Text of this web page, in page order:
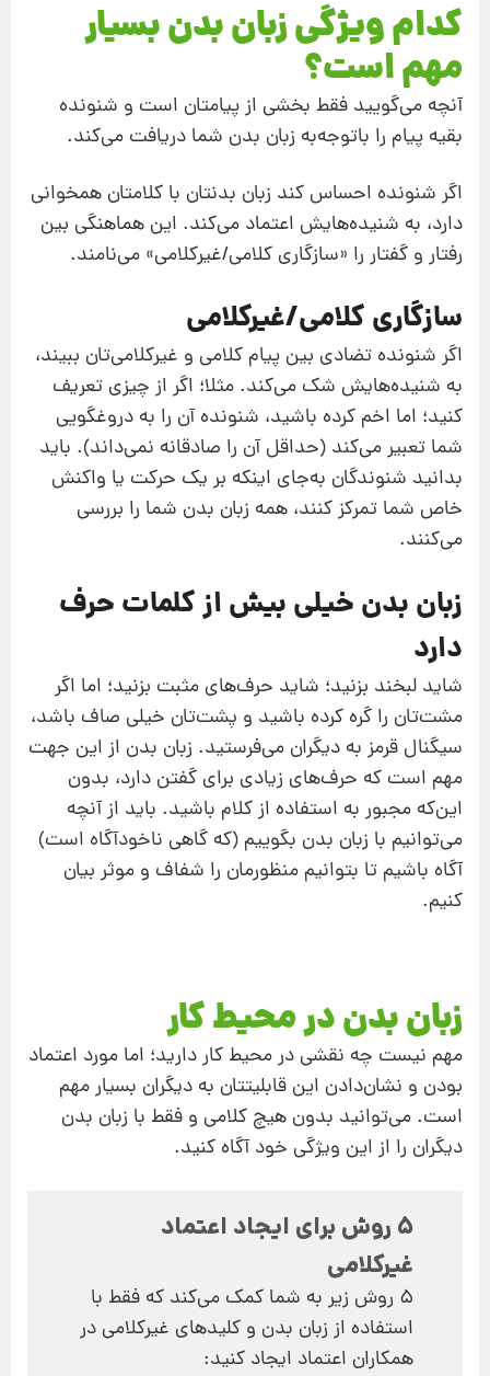
کدام ویژگی زبان بدن بسیار
مهم است؟
آنچه می‌گویید فقط بخشی از پیامتان است و شنونده
بقیه پیام را باتوجه‌به زبان بدن شما دریافت می‌کند.
اگر شنونده احساس کند زبان بدنتان با کلامتان همخوانی
دارد، به شنیده‌هایش اعتماد می‌کند. این هماهنگی بین
رفتار و گفتار را «سازگاری کلامی/غیرکلامی» می‌نامند.
سازگاری کلامی/غیرکلامی
اگر شنونده تضادی بین پیام کلامی و غیرکلامی‌تان ببیند،
به شنیده‌هایش شک می‌کند. مثلا؛ اگر از چیزی تعریف
کنید؛ اما اخم کرده باشید، شنونده آن را به دروغگویی
شما تعبیر می‌کند (حداقل آن را صادقانه نمی‌داند). باید
بدانید شنوندگان به‌جای اینکه بر یک حرکت یا واکنش
خاص شما تمرکز کنند، همه زبان بدن شما را بررسی
می‌کنند.
زبان بدن خیلی بیش از کلمات حرف
دارد
شاید لبخند بزنید؛ شاید حرف‌های مثبت بزنید؛ اما اگر
مشت‌تان را گره کرده باشید و پشت‌تان خیلی صاف باشد،
سیگنال قرمز به دیگران می‌فرستید. زبان بدن از این جهت
مهم است که حرف‌های زیادی برای گفتن دارد، بدون
این‌که مجبور به استفاده از کلام باشید. باید از آنچه
می‌توانیم با زبان بدن بگوییم (که گاهی ناخودآگاه است)
آگاه باشیم تا بتوانیم منظورمان را شفاف و موثر بیان
کنیم.
زبان بدن در محیط کار
مهم نیست چه نقشی در محیط کار دارید؛ اما مورد اعتماد
بودن و نشان‌دادن این قابلیتتان به دیگران بسیار مهم
است. می‌توانید بدون هیچ کلامی و فقط با زبان بدن
دیگران را از این ویژگی خود آگاه کنید.
5 روش برای ایجاد اعتماد
غیرکلامی
5 روش زیر به شما کمک می‌کند که فقط با
استفاده از زبان بدن و کلیدهای غیرکلامی در
همکاران اعتماد ایجاد کنید:‌